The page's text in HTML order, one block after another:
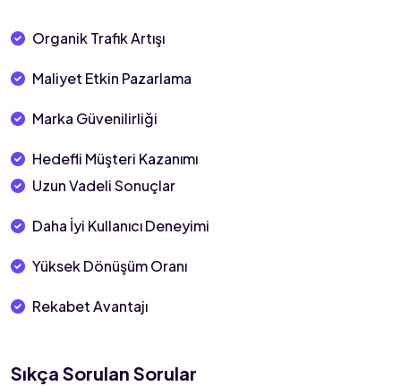
Organik Trafik Artışı
Maliyet Etkin Pazarlama
Marka Güvenilirliği
Hedefli Müşteri Kazanımı
Uzun Vadeli Sonuçlar
Daha İyi Kullanıcı Deneyimi
Yüksek Dönüşüm Oranı
Rekabet Avantajı
Sıkça Sorulan Sorular